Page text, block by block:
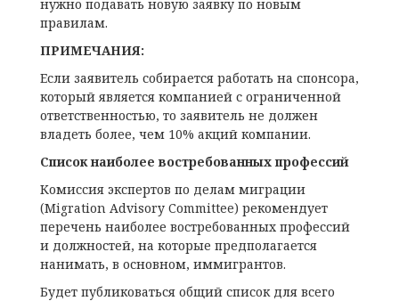
нужно подавать новую заявку по новым
правилам.
ПРИМЕЧАНИЯ:
Если заявитель собирается работать на спонсора,
который является компанией с ограниченной
ответственностью, то заявитель не должен
владеть более, чем 10% акций компании.
Список наиболее востребованных профессий
Комиссия экспертов по делам миграции
(Migration Advisory Committee) рекомендует
перечень наиболее востребованных профессий
и должностей, на которые предполагается
нанимать, в основном, иммигрантов.
Будет публиковаться общий список для всего